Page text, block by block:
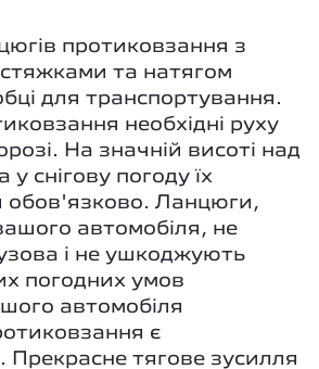
протиковзання з
та натягом
для транспортування.
необхідні руху
На значній висоті над
у снігову погоду їх
обов'язково. Ланцюги,
автомобіля, не
і не ушкоджують
погодних умов
автомобіля
є
тягове зусилля